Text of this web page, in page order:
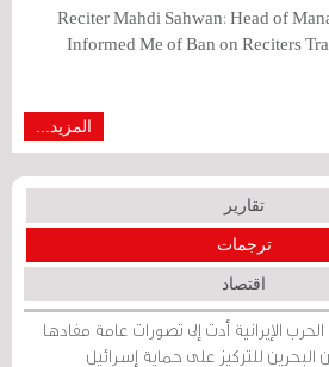
Reciter Mahdi Sahwan: Head of
Informed Me of Ban on Reciters
المزيد...
تقارير
ترجمات
اقتصاد
الإيرانية أدت إلى تصورات عامة مفادها
البحرين للتركيز على حماية إسرائيل